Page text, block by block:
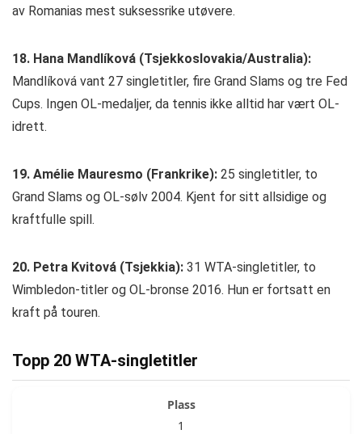
av Romanias mest suksessrike utøvere.
18. Hana Mandlíková (Tsjekkoslovakia/Australia):
Mandlíková vant 27 singletitler, fire Grand Slams og tre Fed
Cups. Ingen OL-medaljer, da tennis ikke alltid har vært OL-
idrett.
19. Amélie Mauresmo (Frankrike): 25 singletitler, to
Grand Slams og OL-sølv 2004. Kjent for sitt allsidige og
kraftfulle spill.
20. Petra Kvitová (Tsjekkia): 31 WTA-singletitler, to
Wimbledon-titler og OL-bronse 2016. Hun er fortsatt en
kraft på touren.
Topp 20 WTA-singletitler
1